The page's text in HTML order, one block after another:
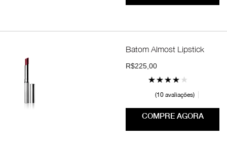
Batom Almost Lipstick
R$225,00
10 avaliações
COMPRE AGORA